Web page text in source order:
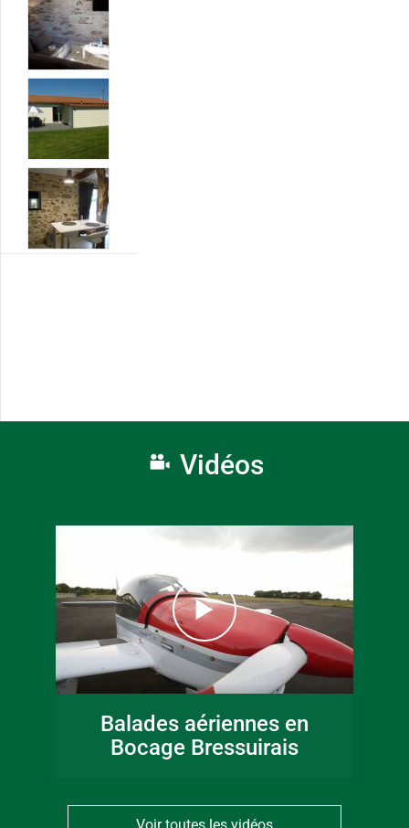
Vidéos
Balades aériennes en
Bocage Bressuirais
Voir toutes les vidéos